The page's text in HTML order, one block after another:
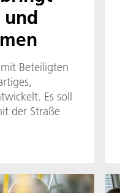
und
Beteiligten
Es soll
der Straße